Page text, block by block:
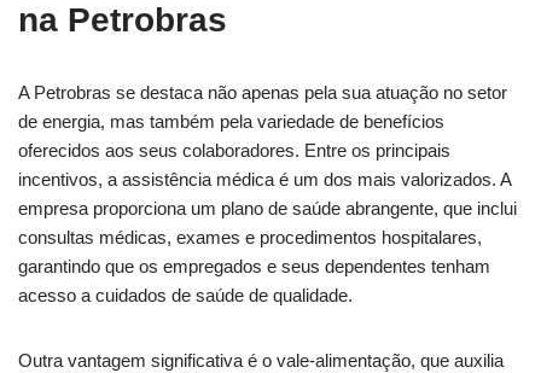
na Petrobras
A Petrobras se destaca não apenas pela sua atuação no setor
de energia, mas também pela variedade de benefícios
oferecidos aos seus colaboradores. Entre os principais
incentivos, a assistência médica é um dos mais valorizados. A
empresa proporciona um plano de saúde abrangente, que inclui
consultas médicas, exames e procedimentos hospitalares,
garantindo que os empregados e seus dependentes tenham
acesso a cuidados de saúde de qualidade.
Outra vantagem significativa é o vale-alimentação, que auxilia